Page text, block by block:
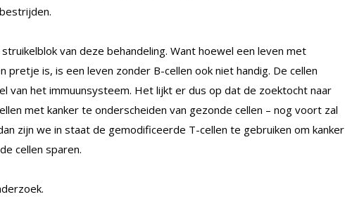
van deze behandeling. Want hoewel een leven met
pretje is, is een leven zonder B-cellen ook niet handig. De cellen
van het immuunsysteem. Het lijkt er dus op dat de zoektocht naar
met kanker te onderscheiden van gezonde cellen – nog voort zal
zijn we in staat de gemodificeerde T-cellen te gebruiken om kanker
cellen sparen.